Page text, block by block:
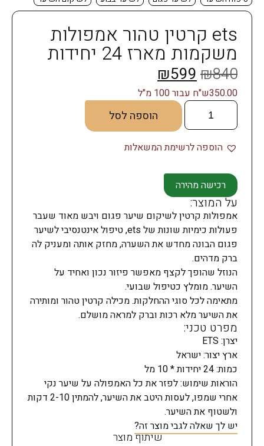
ets קרטין טהור אמפולות
משקמות מארז 24 יחידות
₪840
₪599
350.00ש"ח עבור 100 מ"ל
הוספה לסל
הוספה לרשימת המשאלות
רכישה מהירה
על המוצר:
אמפולות קרטין לשיקום שיער פגום ויבש מאוד שעבר
פעולות כימיות שונות של ets, טיפול אינטנסיבי לשיער
פגום הבונה מחדש את השערה, מחזק אותה ומעניק לה
ברק מדהים.
הנוזל שהופך לקצף מאפשר פיזור נכון ואחיד על
השיער. מומלץ כטיפול שבועי.
מתאימה לכל סוגי ההחלקות. מכילה קרטין טהור ומותירה
את השיער מלא רכות וברק למראה מושלם.
מפרט טכני:
יצרן: ETS
ארץ יצור: ישראל
כמות: 24 יחידות * 10 מל
הוראות שימוש: לפזר את כל האמפולה על שיער נקי
אחרי שמפו, לעסות היטב את השיער, להמתין 2-10 דקות
ולשטוף את השיער.
יש לך שאלה לגבי מוצר זה?
שיתוף מוצר